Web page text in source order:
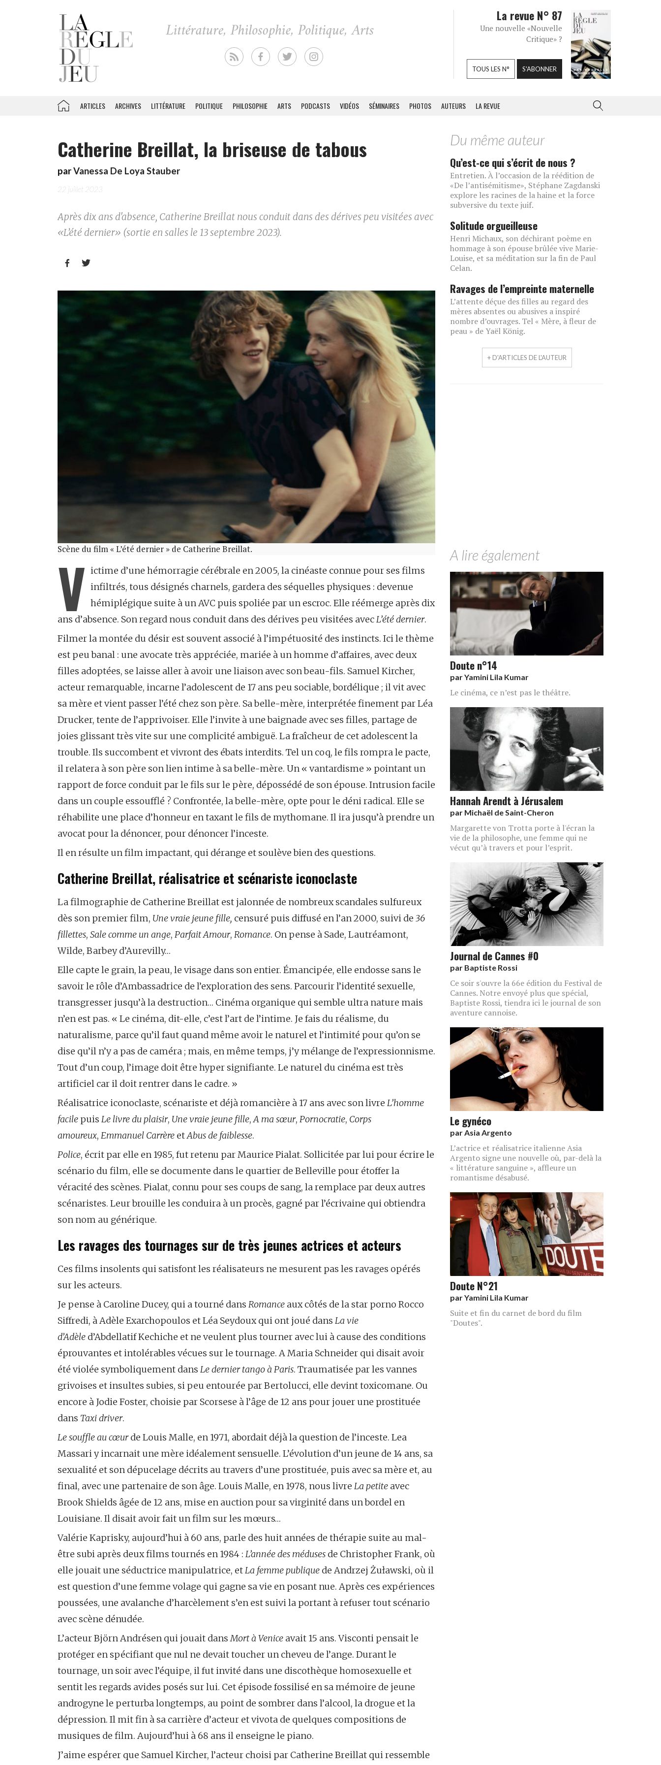
La revue N° 87
Une nouvelle «Nouvelle
Critique» ?
TOUS LES N° S'ABONNER
ARTICLES ARCHIVES LITTÉRATURE POLITIQUE PHILOSOPHIE ARTS PODCASTS VIDÉOS SÉMINAIRES PHOTOS AUTEURS LA REVUE
Catherine Breillat, la briseuse de tabous
parVanessa De Loya Stauber
22 juillet 2023
Après dix ans d'absence, Catherine Breillat nous conduit dans des dérives peu visitées avec
«L’été dernier» (sortie en salles le 13 septembre 2023).
 
Scène du film « L’été dernier » de Catherine Breillat.
V ictime d’une hémorragie cérébrale en 2005, la cinéaste connue pour ses films
infiltrés, tous désignés charnels, gardera des séquelles physiques : devenue
hémiplégique suite à un AVC puis spoliée par un escroc. Elle réémerge après dix
ans d’absence. Son regard nous conduit dans des dérives peu visitées avecL’été dernier.
Filmer la montée du désir est souvent associé à l’impétuosité des instincts. Ici le thème
est peu banal : une avocate très appréciée, mariée à un homme d’affaires, avec deux
filles adoptées, se laisse aller à avoir une liaison avec son beau-fils. Samuel Kircher,
acteur remarquable, incarne l’adolescent de 17 ans peu sociable, bordélique ; il vit avec
sa mère et vient passer l’été chez son père. Sa belle-mère, interprétée finement par Léa
Drucker, tente de l’apprivoiser. Elle l’invite à une baignade avec ses filles, partage de
joies glissant très vite sur une complicité ambiguë. La fraîcheur de cet adolescent la
trouble. Ils succombent et vivront des ébats interdits. Tel un coq, le fils rompra le pacte,
il relatera à son père son lien intime à sa belle-mère. Un « vantardisme » pointant un
rapport de force conduit par le fils sur le père, dépossédé de son épouse. Intrusion facile
dans un couple essoufflé ? Confrontée, la belle-mère, opte pour le déni radical. Elle se
réhabilite une place d’honneur en taxant le fils de mythomane. Il ira jusqu’à prendre un
avocat pour la dénoncer, pour dénoncer l’inceste.
Il en résulte un film impactant, qui dérange et soulève bien des questions.
Catherine Breillat, réalisatrice et scénariste iconoclaste
La filmographie de Catherine Breillat est jalonnée de nombreux scandales sulfureux
dès son premier film, Une vraie jeune fille, censuré puis diffusé en l’an 2000, suivi de 36
fillettes, Sale comme un ange, Parfait Amour, Romance. On pense à Sade, Lautréamont,
Wilde, Barbey d’Aurevilly…
Elle capte le grain, la peau, le visage dans son entier. Émancipée, elle endosse sans le
savoir le rôle d’Ambassadrice de l’exploration des sens. Parcourir l’identité sexuelle,
transgresser jusqu’à la destruction… Cinéma organique qui semble ultra nature mais
n’en est pas. « Le cinéma, dit-elle, c’est l’art de l’intime. Je fais du réalisme, du
naturalisme, parce qu’il faut quand même avoir le naturel et l’intimité pour qu’on se
dise qu’il n’y a pas de caméra ; mais, en même temps, j’y mélange de l’expressionnisme.
Tout d’un coup, l’image doit être hyper signifiante. Le naturel du cinéma est très
artificiel car il doit rentrer dans le cadre. »
Réalisatrice iconoclaste, scénariste et déjà romancière à 17 ans avec son livre L’homme
facile puis Le livre du plaisir, Une vraie jeune fille,A ma sœur, Pornocratie, Corps
amoureux, Emmanuel Carrère etAbus de faiblesse.
Police, écrit par elle en 1985, fut retenu par Maurice Pialat. Sollicitée par lui pour écrire le
scénario du film, elle se documente dans le quartier de Belleville pour étoffer la
véracité des scènes. Pialat, connu pour ses coups de sang, la remplace par deux autres
scénaristes. Leur brouille les conduira à un procès, gagné par l’écrivaine qui obtiendra
son nom au générique.
Les ravages des tournages sur de très jeunes actrices et acteurs
Ces films insolents qui satisfont les réalisateurs ne mesurent pas les ravages opérés
sur les acteurs.
Je pense à Caroline Ducey, qui a tourné dans Romance aux côtés de la star porno Rocco
Siffredi, à Adèle Exarchopoulos et Léa Seydoux qui ont joué dans La vie
d’Adèle d’Abdellatif Kechiche et ne veulent plus tourner avec lui à cause des conditions
éprouvantes et intolérables vécues sur le tournage. A Maria Schneider qui disait avoir
été violée symboliquement dans Le dernier tango à Paris. Traumatisée par les vannes
grivoises et insultes subies, si peu entourée par Bertolucci, elle devint toxicomane. Ou
encore à Jodie Foster, choisie par Scorsese à l’âge de 12 ans pour jouer une prostituée
dans Taxi driver.
Le souffle au cœurde Louis Malle, en 1971, abordait déjà la question de l’inceste. Lea
Massari y incarnait une mère idéalement sensuelle. L’évolution d’un jeune de 14 ans, sa
sexualité et son dépucelage décrits au travers d’une prostituée, puis avec sa mère et, au
final, avec une partenaire de son âge. Louis Malle, en 1978, nous livre La petite avec
Brook Shields âgée de 12 ans, mise en auction pour sa virginité dans un bordel en
Louisiane. Il disait avoir fait un film sur les mœurs…
Valérie Kaprisky, aujourd’hui à 60 ans, parle des huit années de thérapie suite au mal-
être subi après deux films tournés en 1984 : L’année des méduses de Christopher Frank, où
elle jouait une séductrice manipulatrice, etLa femme publique de Andrzej Żuławski, où il
est question d’une femme volage qui gagne sa vie en posant nue. Après ces expériences
poussées, une avalanche d’harcèlement s’en est suivi la portant à refuser tout scénario
avec scène dénudée.
L’acteur Björn Andrésen qui jouait dansMort à Venice avait 15 ans. Visconti pensait le
protéger en spécifiant que nul ne devait toucher un cheveu de l’ange. Durant le
tournage, un soir avec l’équipe, il fut invité dans une discothèque homosexuelle et
sentit les regards avides posés sur lui. Cet épisode fossilisé en sa mémoire de jeune
androgyne le perturba longtemps, au point de sombrer dans l’alcool, la drogue et la
dépression. Il mit fin à sa carrière d’acteur et vivota de quelques compositions de
musiques de film. Aujourd’hui à 68 ans il enseigne le piano.
J’aime espérer que Samuel Kircher, l’acteur choisi par Catherine Breillat qui ressemble
Du même auteur
Qu’est-ce qui s’écrit de nous ?
Entretien. À l’occasion de la réédition de
«De l’antisémitisme», Stéphane Zagdanski
explore les racines de la haine et la force
subversive du texte juif.
Solitude orgueilleuse
Henri Michaux, son déchirant poème en
hommage à son épouse brûlée vive Marie-
Louise, et sa méditation sur la fin de Paul
Celan.
Ravages de l’empreinte maternelle
L’attente déçue des filles au regard des
mères absentes ou abusives a inspiré
nombre d’ouvrages. Tel « Mère, à fleur de
peau » de Yaël König.
+ D'ARTICLES DE L'AUTEUR
A lire également
Doute n°14
parYamini Lila Kumar
Le cinéma, ce n’est pas le théâtre.
Hannah Arendt à Jérusalem
par Michaël de Saint-Cheron
Margarette von Trotta porte à l'écran la
vie de la philosophe, une femme qui ne
vécut qu’à travers et pour l’esprit.
Journal de Cannes #0
par Baptiste Rossi
Ce soir s'ouvre la 66e édition du Festival de
Cannes. Notre envoyé plus que spécial,
Baptiste Rossi, tiendra ici le journal de son
aventure cannoise.
Le gynéco
par Asia Argento
L’actrice et réalisatrice italienne Asia
Argento signe une nouvelle où, par-delà la
« littérature sanguine », affleure un
romantisme désabusé.
Doute N°21
parYamini Lila Kumar
Suite et fin du carnet de bord du film
"Doutes".